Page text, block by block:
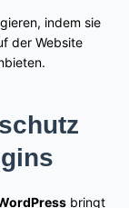
indem sie
der Website
bringt